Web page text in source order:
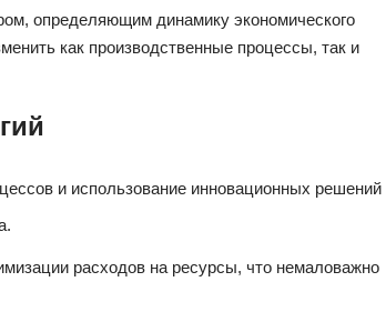
определяющим динамику экономического
как производственные процессы, так и
и использование инновационных решений
расходов на ресурсы, что немаловажно